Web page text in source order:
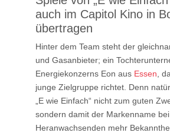
auch im Capitol Kino in
übertragen
Hinter dem Team steht der
und Gasanbieter; ein
Energiekonzerns Eon aus Essen,
junge Zielgruppe richtet. Denn
„E wie Einfach“ nicht zum guten
sondern damit der Markenname
Heranwachsenden mehr